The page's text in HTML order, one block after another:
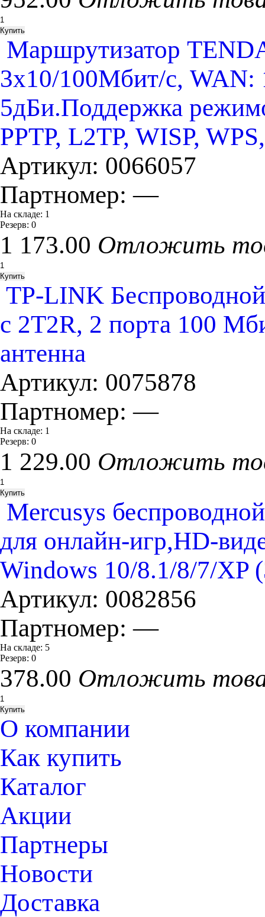
Маршрутизатор
3х10/100Мбит/с, WAN:
5дБи.Поддержка
PPTP, L2TP, WISP,
Артикул: 0066057
Партномер:—
На складе: 1
Резерв: 0
1 173.00 Отложить
TP-LINK
с 2T2R, 2 порта 100
антенна
Артикул: 0075878
Партномер:—
На складе: 1
Резерв: 0
1 229.00 Отложить
Mercusys
для онлайн-игр,HD-
Windows 10/8.1/8/7/XP
Артикул: 0082856
Партномер:—
На складе: 5
Резерв: 0
378.00 Отложить
О компании
Как купить
Каталог
Акции
Партнеры
Новости
Доставка